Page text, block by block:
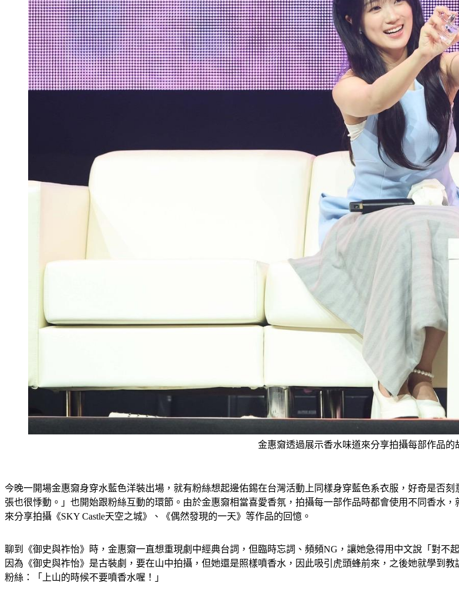
金惠奫透過展示香水味道來分享拍攝每部作品的
今晚一開場金惠奫身穿水藍色洋裝出場，就有粉絲想起邊佑錫在台灣活動上同樣身穿藍色系衣服，好奇是否
張也很悸動。」也開始跟粉絲互動的環節。由於金惠奫相當喜愛香氛，拍攝每一部作品時都會使用不同香水
來分享拍攝《SKY Castle天空之城》、《偶然發現的一天》等作品的回憶。
聊到《御史與祚怡》時，金惠奫一直想重現劇中經典台詞，但臨時忘詞、頻頻NG，讓她急得用中文說「對不
因為《御史與祚怡》是古裝劇，要在山中拍攝，但她還是照樣噴香水，因此吸引虎頭蜂前來，之後她就學到
粉絲：「上山的時候不要噴香水喔！」